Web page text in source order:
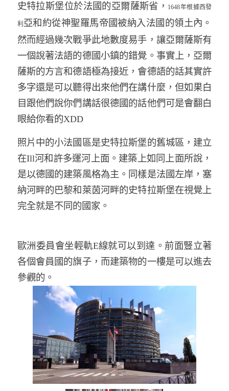
史特拉斯堡位於法國的亞爾薩斯省， 1648年根據西發
利 亞和約從神聖羅馬帝國被納入法國的領土內。
然而經過幾次戰爭此地數度易手，讓亞爾薩斯有
一個說著法語的德國小鎮的錯覺。事實上，亞爾
薩斯的方言和德語極為接近，會德語的話其實許
多字還是可以聽得出來他們在講什麼，但如果白
目跟他們說你們講話很德國的話他們可是會翻白
眼給你看的XDD
照片中的小法國區是史特拉斯堡的舊城區，建立
在Ill河和許多運河上面。建築上如同上面所說，
是以德國的建築風格為主。同樣是法國左岸，塞
納河畔的巴黎和萊茵河畔的史特拉斯堡在視覺上
完全就是不同的國家。
歐洲委員會坐輕軌E線就可以到達。前面豎立著
各個會員國的旗子，而建築物的一樓是可以進去
參觀的。